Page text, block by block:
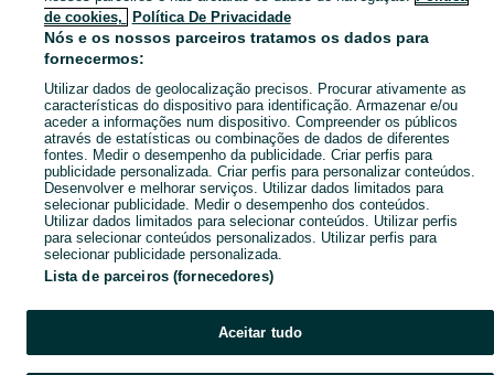
Mapa do site
Mapa das freguesias
Mapa de mini-sites
Pesquisas populares
de cookies,
Política De Privacidade
Nós e os nossos parceiros tratamos os dados para
fornecermos:
Utilizar dados de geolocalização precisos. Procurar ativamente as
características do dispositivo para identificação. Armazenar e/ou
aceder a informações num dispositivo. Compreender os públicos
através de estatísticas ou combinações de dados de diferentes
fontes. Medir o desempenho da publicidade. Criar perfis para
publicidade personalizada. Criar perfis para personalizar conteúdos.
Desenvolver e melhorar serviços. Utilizar dados limitados para
selecionar publicidade. Medir o desempenho dos conteúdos.
Utilizar dados limitados para selecionar conteúdos. Utilizar perfis
para selecionar conteúdos personalizados. Utilizar perfis para
selecionar publicidade personalizada.
Lista de parceiros (fornecedores)
Aceitar tudo